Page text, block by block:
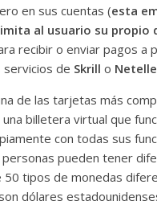
en sus cuentas (esta
al usuario su propio
recibir o enviar pagos a
servicios de Skrillo
de las tarjetas más
billetera virtual que
con todas sus
personas pueden tener
50 tipos de monedas
dólares